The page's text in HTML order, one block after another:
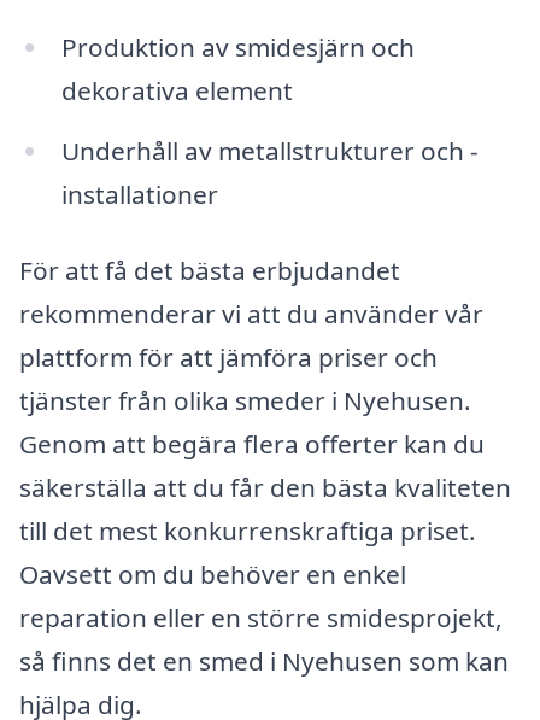
Produktion av smidesjärn och
dekorativa element
Underhåll av metallstrukturer och -
installationer
För att få det bästa erbjudandet
rekommenderar vi att du använder vår
plattform för att jämföra priser och
tjänster från olika smeder i Nyehusen.
Genom att begära flera offerter kan du
säkerställa att du får den bästa kvaliteten
till det mest konkurrenskraftiga priset.
Oavsett om du behöver en enkel
reparation eller en större smidesprojekt,
så finns det en smed i Nyehusen som kan
hjälpa dig.